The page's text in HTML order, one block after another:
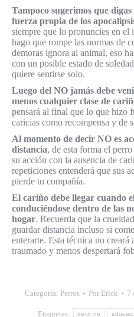
Tampoco sugerimos que
fuerza propia de los
siempre que lo pronuncies en el
hago que rompe las normas de
demoras ignora al animal, eso
con un posible estado de
quiere sentirse solo.
Luego del NO jamás debe
menos cualquier clase de
pensará al final que lo que hizo
caricias como recompensa y de
Al momento de decir NO es
distancia, de esta forma el
su acción con la ausencia de
repeticiones entenderá que sus
pierde tu compañía.
El cariño debe llegar cuando
conduciéndose dentro de las
hogar. Recuerda que la
guardar distancia incluso si
enterarte. Esta técnica no
traumado y menos despertará
Categoría: Perros Por Erick 7
Etiquetas: decir no